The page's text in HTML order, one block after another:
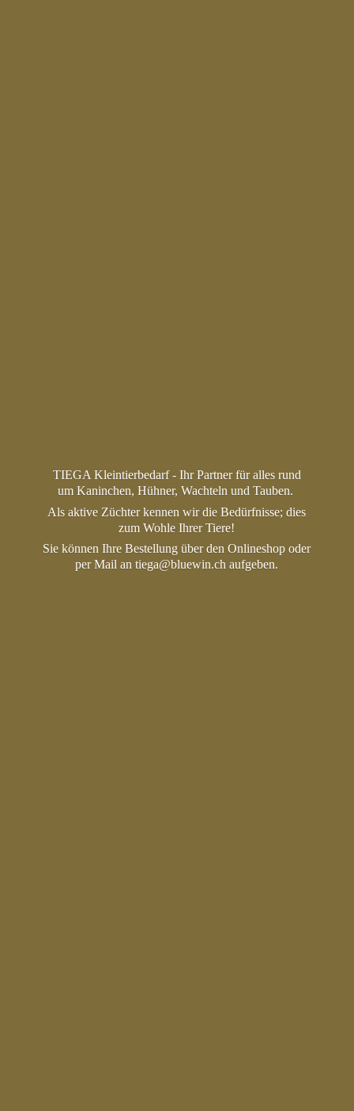
TIEGA Kleintierbedarf - Ihr Partner für alles rund
um Kaninchen, Hühner, Wachteln und Tauben.
Als aktive Züchter kennen wir die Bedürfnisse; dies
zum Wohle Ihrer Tiere!
Sie können Ihre Bestellung über den Onlineshop oder
per Mail an tiega@bluewin.ch aufgeben.